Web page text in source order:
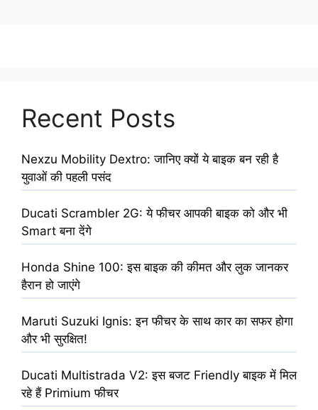
Recent Posts
Nexzu Mobility Dextro: जानिए क्यों ये बाइक बन रही है
युवाओं की पहली पसंद
Ducati Scrambler 2G: ये फीचर आपकी बाइक को और भी
Smart बना देंगे
Honda Shine 100: इस बाइक की कीमत और लुक जानकर
हैरान हो जाएंगे
Maruti Suzuki Ignis: इन फीचर के साथ कार का सफर होगा
और भी सुरक्षित!
Ducati Multistrada V2: इस बजट Friendly बाइक में मिल
रहे हैं Primium फीचर